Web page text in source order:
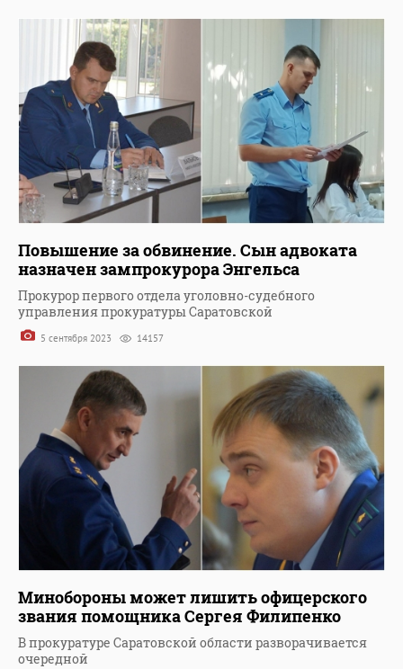
Повышение за обвинение. Сын адвоката
назначен зампрокурора Энгельса
Прокурор первого отдела уголовно-судебного
управления прокуратуры Саратовской
5 сентября 2023 14157
Минобороны может лишить офицерского
звания помощника Сергея Филипенко
В прокуратуре Саратовской области разворачивается
очередной